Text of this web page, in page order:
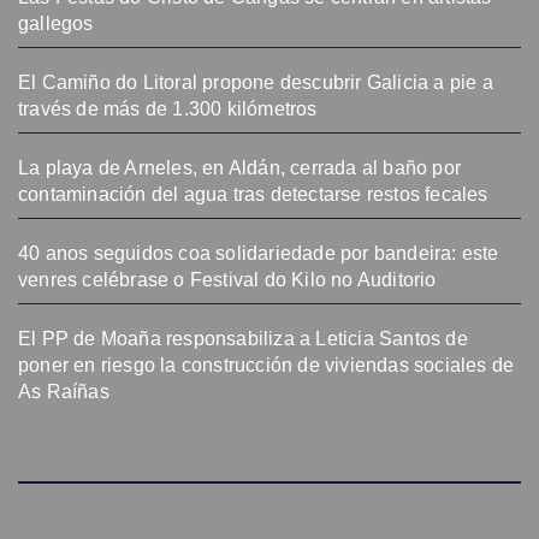
gallegos
El Camiño do Litoral propone descubrir Galicia a pie a
través de más de 1.300 kilómetros
La playa de Arneles, en Aldán, cerrada al baño por
contaminación del agua tras detectarse restos fecales
40 anos seguidos coa solidariedade por bandeira: este
venres celébrase o Festival do Kilo no Auditorio
El PP de Moaña responsabiliza a Leticia Santos de
poner en riesgo la construcción de viviendas sociales de
As Raíñas